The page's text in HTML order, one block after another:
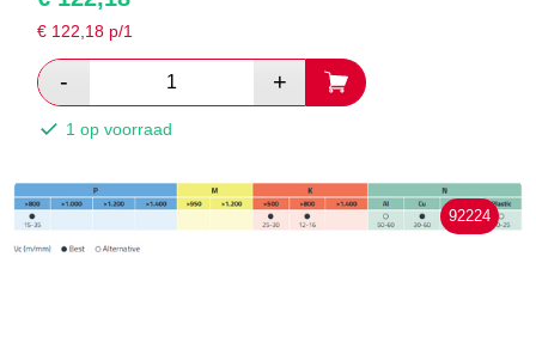
€ 122,18 p/1
1 op voorraad
92224